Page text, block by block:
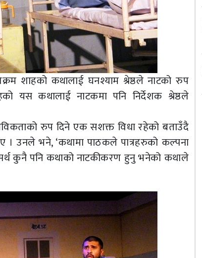
शाहको कथालाई घनश्याम श्रेष्ठले नाटको रुप
यस कथालाई नाटकमा पनि निर्देशक श्रेष्ठले
रुप दिने एक सशक्त विधा रहेको बताउँदै
। उनले भने, ‘कथामा पाठकले पात्रहरुको कल्पना
कुनै पनि कथाको नाटकीकरण हुनु भनेको कथाले